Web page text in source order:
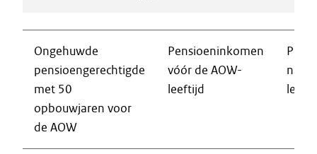
Ongehuwde
pensioengerechtigde
met 50
opbouwjaren voor
de AOW
Pensioeninkomen
vóór de AOW-
leeftijd
na